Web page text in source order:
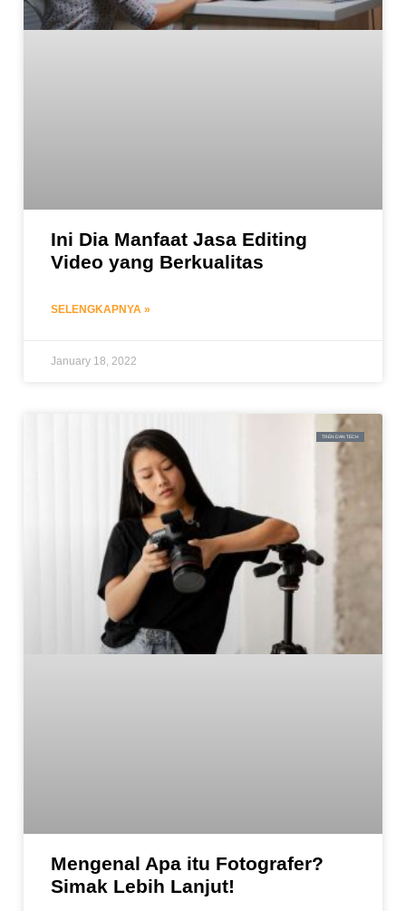
Ini Dia Manfaat Jasa Editing
Video yang Berkualitas
SELENGKAPNYA »
January 18, 2022
TREN DAN TECH
Mengenal Apa itu Fotografer?
Simak Lebih Lanjut!